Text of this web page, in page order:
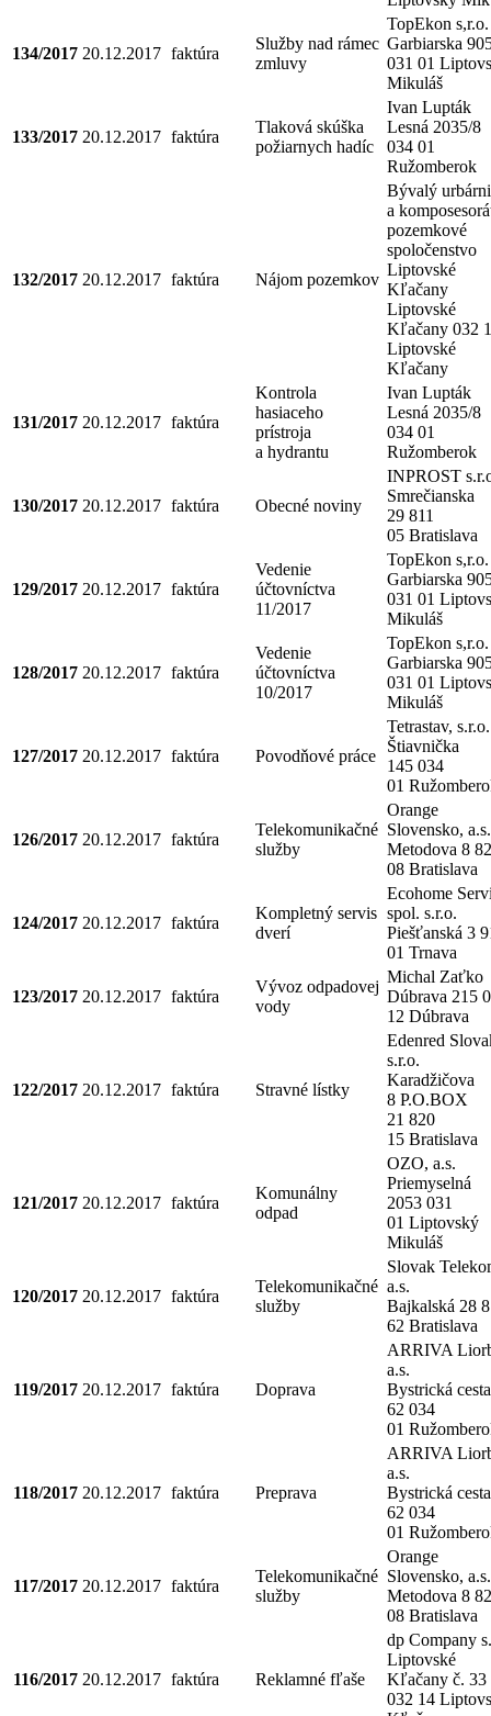
134/2017 20.12.2017 faktúra
Služby nad rámec
zmluvy
TopEkon s,r.o.
Garbiarska
031 01
Mikuláš
133/2017 20.12.2017 faktúra
Tlaková skúška
požiarnych hadíc
Ivan Lupták
Lesná 2035/8
034 01
Ružomberok
132/2017 20.12.2017 faktúra Nájom pozemkov
Bývalý
a
pozemkové
spoločenstvo
Liptovské
Kľačany
Liptovské
Kľačany 032
Liptovské
Kľačany
131/2017 20.12.2017 faktúra
Kontrola
hasiaceho
prístroja
a hydrantu
Ivan Lupták
Lesná 2035/8
034 01
Ružomberok
130/2017 20.12.2017 faktúra Obecné noviny
INPROST
Smrečianska
29 811
05 Bratislava
129/2017 20.12.2017 faktúra
Vedenie
účtovníctva
11/2017
TopEkon s,r.o.
Garbiarska
031 01
Mikuláš
128/2017 20.12.2017 faktúra
Vedenie
účtovníctva
10/2017
TopEkon s,r.o.
Garbiarska
031 01
Mikuláš
127/2017 20.12.2017 faktúra Povodňové práce
Tetrastav, s.r.o.
Štiavnička
145 034
01
126/2017 20.12.2017 faktúra
Telekomunikačné
služby
Orange
Slovensko, a.s.
Metodova 8
08 Bratislava
124/2017 20.12.2017 faktúra
Kompletný servis
dverí
Ecohome
spol. s.r.o.
Piešťanská 3
01 Trnava
123/2017 20.12.2017 faktúra
Vývoz odpadovej
vody
Michal Zaťko
Dúbrava 215
12 Dúbrava
122/2017 20.12.2017 faktúra Stravné lístky
Edenred
s.r.o.
Karadžičova
8 P.O.BOX
21 820
15 Bratislava
121/2017 20.12.2017 faktúra
Komunálny
odpad
OZO, a.s.
Priemyselná
2053 031
01 Liptovský
Mikuláš
120/2017 20.12.2017 faktúra
Telekomunikačné
služby
Slovak
a.s.
Bajkalská 28
62 Bratislava
119/2017 20.12.2017 faktúra Doprava
ARRIVA
a.s.
Bystrická cesta
62 034
01
118/2017 20.12.2017 faktúra Preprava
ARRIVA
a.s.
Bystrická cesta
62 034
01
117/2017 20.12.2017 faktúra
Telekomunikačné
služby
Orange
Slovensko, a.s.
Metodova 8
08 Bratislava
116/2017 20.12.2017 faktúra Reklamné fľaše
dp Company
Liptovské
Kľačany č. 33
032 14